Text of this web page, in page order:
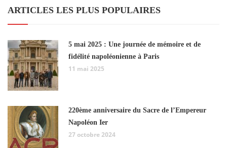
ARTICLES LES PLUS POPULAIRES
5 mai 2025 : Une journée de mémoire et de
fidélité napoléonienne à Paris
11 mai 2025
220ème anniversaire du Sacre de l’Empereur
Napoléon Ier
27 octobre 2024